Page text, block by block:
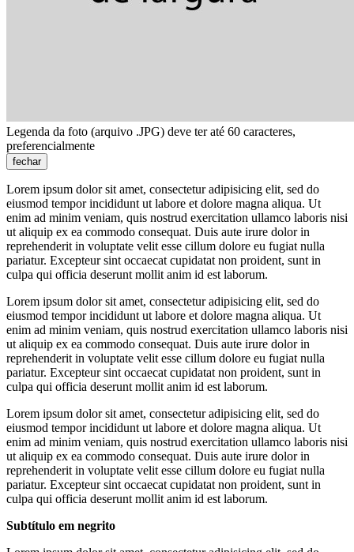
Legenda da foto (arquivo .JPG) deve ter até 60 caracteres,
preferencialmente
fechar
Lorem ipsum dolor sit amet, consectetur adipisicing elit, sed do
eiusmod tempor incididunt ut labore et dolore magna aliqua. Ut
enim ad minim veniam, quis nostrud exercitation ullamco laboris nisi
ut aliquip ex ea commodo consequat. Duis aute irure dolor in
reprehenderit in voluptate velit esse cillum dolore eu fugiat nulla
pariatur. Excepteur sint occaecat cupidatat non proident, sunt in
culpa qui officia deserunt mollit anim id est laborum.
Lorem ipsum dolor sit amet, consectetur adipisicing elit, sed do
eiusmod tempor incididunt ut labore et dolore magna aliqua. Ut
enim ad minim veniam, quis nostrud exercitation ullamco laboris nisi
ut aliquip ex ea commodo consequat. Duis aute irure dolor in
reprehenderit in voluptate velit esse cillum dolore eu fugiat nulla
pariatur. Excepteur sint occaecat cupidatat non proident, sunt in
culpa qui officia deserunt mollit anim id est laborum.
Lorem ipsum dolor sit amet, consectetur adipisicing elit, sed do
eiusmod tempor incididunt ut labore et dolore magna aliqua. Ut
enim ad minim veniam, quis nostrud exercitation ullamco laboris nisi
ut aliquip ex ea commodo consequat. Duis aute irure dolor in
reprehenderit in voluptate velit esse cillum dolore eu fugiat nulla
pariatur. Excepteur sint occaecat cupidatat non proident, sunt in
culpa qui officia deserunt mollit anim id est laborum.
Subtítulo em negrito